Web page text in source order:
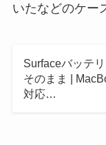
いたなどのケー
Surfaceバッテ
そのまま |
対応…